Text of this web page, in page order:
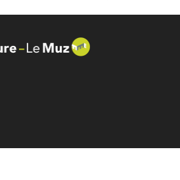
dans la
par les
universel de la Paix, occupe une
grand
salle, les Graines d’artistes